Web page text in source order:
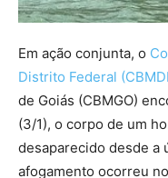
Em ação conjunta, o
Distrito Federal
de Goiás (CBMGO)
(3/1), o corpo de um
desaparecido desde a
afogamento ocorreu